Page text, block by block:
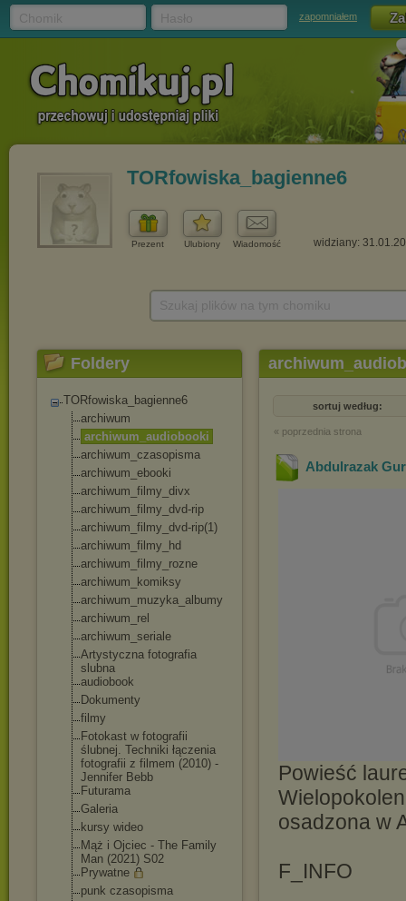
zapomniałem
TORfowiska_bagienne6
Prezent Ulubiony Wiadomość widziany:
Foldery
TORfowiska_bagienne6
archiwum
archiwum_audiobooki
archiwum_czasopisma
archiwum_ebooki
archiwum_filmy_divx
archiwum_filmy_dvd-rip
archiwum_filmy_dvd-rip(1)
archiwum_filmy_hd
archiwum_filmy_rozne
archiwum_komiksy
archiwum_muzyka_a lbumy
archiwum_rel
archiwum_seriale
Artystyczna fotografia
slubna
audiobook
Dokumenty
filmy
Fotokast w fotografii
ślubnej. Techniki łączenia
fotografii z filmem (2010) -
Jennifer Bebb
Futurama
Galeria
kursy wideo
Mąż i Ojciec - The Family
Man (2021) S02
Prywatne
punk czasopisma
sortuj według:
« poprzednia strona
Abdulrazak
Powieść
osadzona w
F_INFO